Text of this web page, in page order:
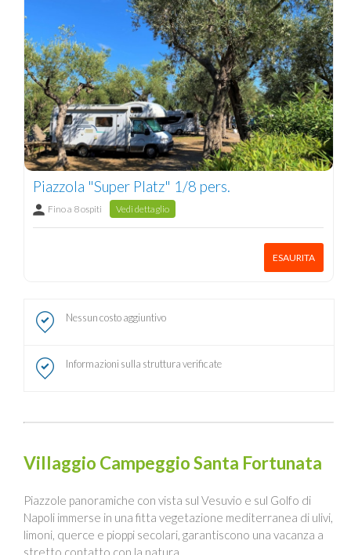
Piazzola "Super Platz" 1/8 pers.
Fino a 8 ospiti Vedi dettaglio
ESAURITA
Nessun costo aggiuntivo
Informazioni sulla struttura verificate
Villaggio Campeggio Santa Fortunata
Piazzole panoramiche con vista sul Vesuvio e sul Golfo di
Napoli immerse in una fitta vegetazione mediterranea di ulivi,
limoni, querce e pioppi secolari, garantiscono una vacanza a
stretto contatto con la natura.